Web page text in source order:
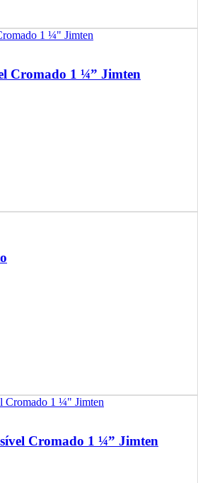
Cromado 1 ¼” Jimten
Cromado 1 ¼” Jimten